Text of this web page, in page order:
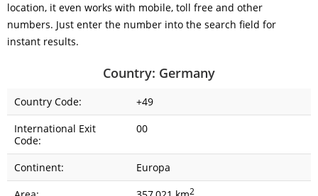
location, it even works with mobile, toll free and other
numbers. Just enter the number into the search field for
instant results.
Country: Germany
Country Code:
+49
International Exit
Code:
00
Continent:
Europa
2